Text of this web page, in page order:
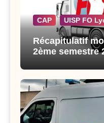
CAP UISP FO
Récapitulatif
2ème semestre